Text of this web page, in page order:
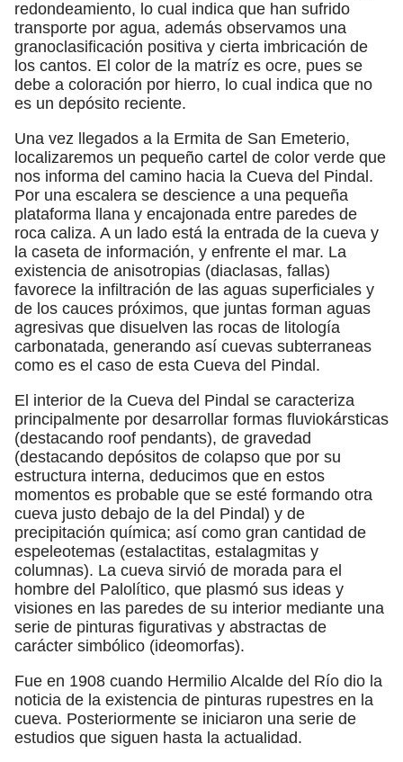
redondeamiento, lo cual indica que han sufrido
transporte por agua, además observamos una
granoclasificación positiva y cierta imbricación de
los cantos. El color de la matríz es ocre, pues se
debe a coloración por hierro, lo cual indica que no
es un depósito reciente.
Una vez llegados a la Ermita de San Emeterio,
localizaremos un pequeño cartel de color verde que
nos informa del camino hacia la Cueva del Pindal.
Por una escalera se descience a una pequeña
plataforma llana y encajonada entre paredes de
roca caliza. A un lado está la entrada de la cueva y
la caseta de información, y enfrente el mar. La
existencia de anisotropias (diaclasas, fallas)
favorece la infiltración de las aguas superficiales y
de los cauces próximos, que juntas forman aguas
agresivas que disuelven las rocas de litología
carbonatada, generando así cuevas subterraneas
como es el caso de esta Cueva del Pindal.
El interior de la Cueva del Pindal se caracteriza
principalmente por desarrollar formas fluviokársticas
(destacando roof pendants), de gravedad
(destacando depósitos de colapso que por su
estructura interna, deducimos que en estos
momentos es probable que se esté formando otra
cueva justo debajo de la del Pindal) y de
precipitación química; así como gran cantidad de
espeleotemas (estalactitas, estalagmitas y
columnas). La cueva sirvió de morada para el
hombre del Palolítico, que plasmó sus ideas y
visiones en las paredes de su interior mediante una
serie de pinturas figurativas y abstractas de
carácter simbólico (ideomorfas).
Fue en 1908 cuando Hermilio Alcalde del Río dio la
noticia de la existencia de pinturas rupestres en la
cueva. Posteriormente se iniciaron una serie de
estudios que siguen hasta la actualidad.